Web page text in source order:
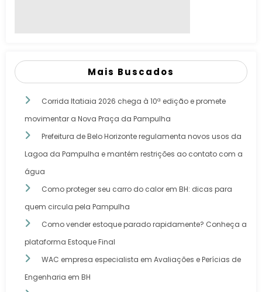
Mais Buscados
Corrida Itatiaia 2026 chega à 10ª edição e promete
movimentar a Nova Praça da Pampulha
Prefeitura de Belo Horizonte regulamenta novos usos da
Lagoa da Pampulha e mantém restrições ao contato com a
água
Como proteger seu carro do calor em BH: dicas para
quem circula pela Pampulha
Como vender estoque parado rapidamente? Conheça a
plataforma Estoque Final
WAC empresa especialista em Avaliações e Perícias de
Engenharia em BH